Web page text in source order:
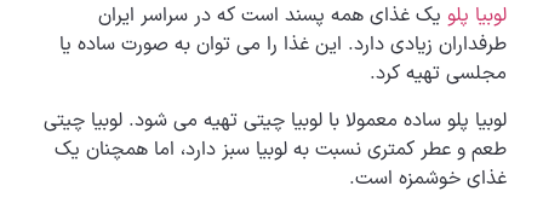
لوبیا پلو یک غذای همه پسند است که در سراسر ایران
طرفداران زیادی دارد. این غذا را می توان به صورت ساده یا
مجلسی تهیه کرد.
لوبیا پلو ساده معمولا با لوبیا چیتی تهیه می شود. لوبیا چیتی
طعم و عطر کمتری نسبت به لوبیا سبز دارد، اما همچنان یک
غذای خوشمزه است.